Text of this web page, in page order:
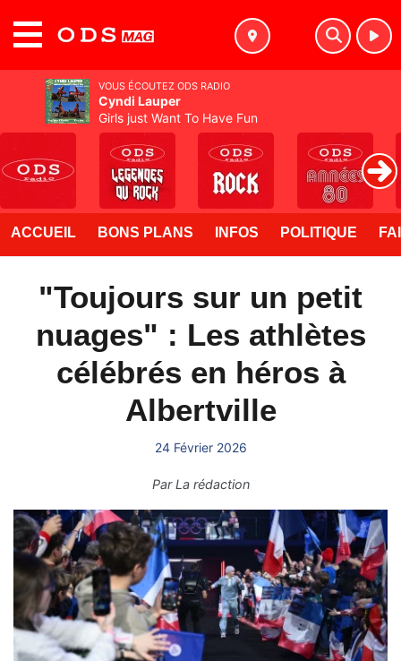
ACCUEIL BONS PLANS INFOS POLITIQUE
"Toujours sur un petit
nuages" : Les athlètes
célébrés en héros à
Albertville
24 Février 2026
ParLa rédaction
VOUS ÉCOUTEZ ODS RADIO
Cyndi Lauper
Girls just Want To Have Fun